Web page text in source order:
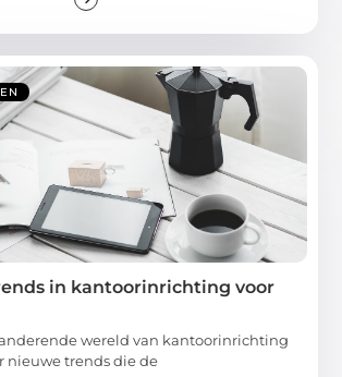
in kantoorinrichting voor
wereld van kantoorinrichting
nieuwe trends die de